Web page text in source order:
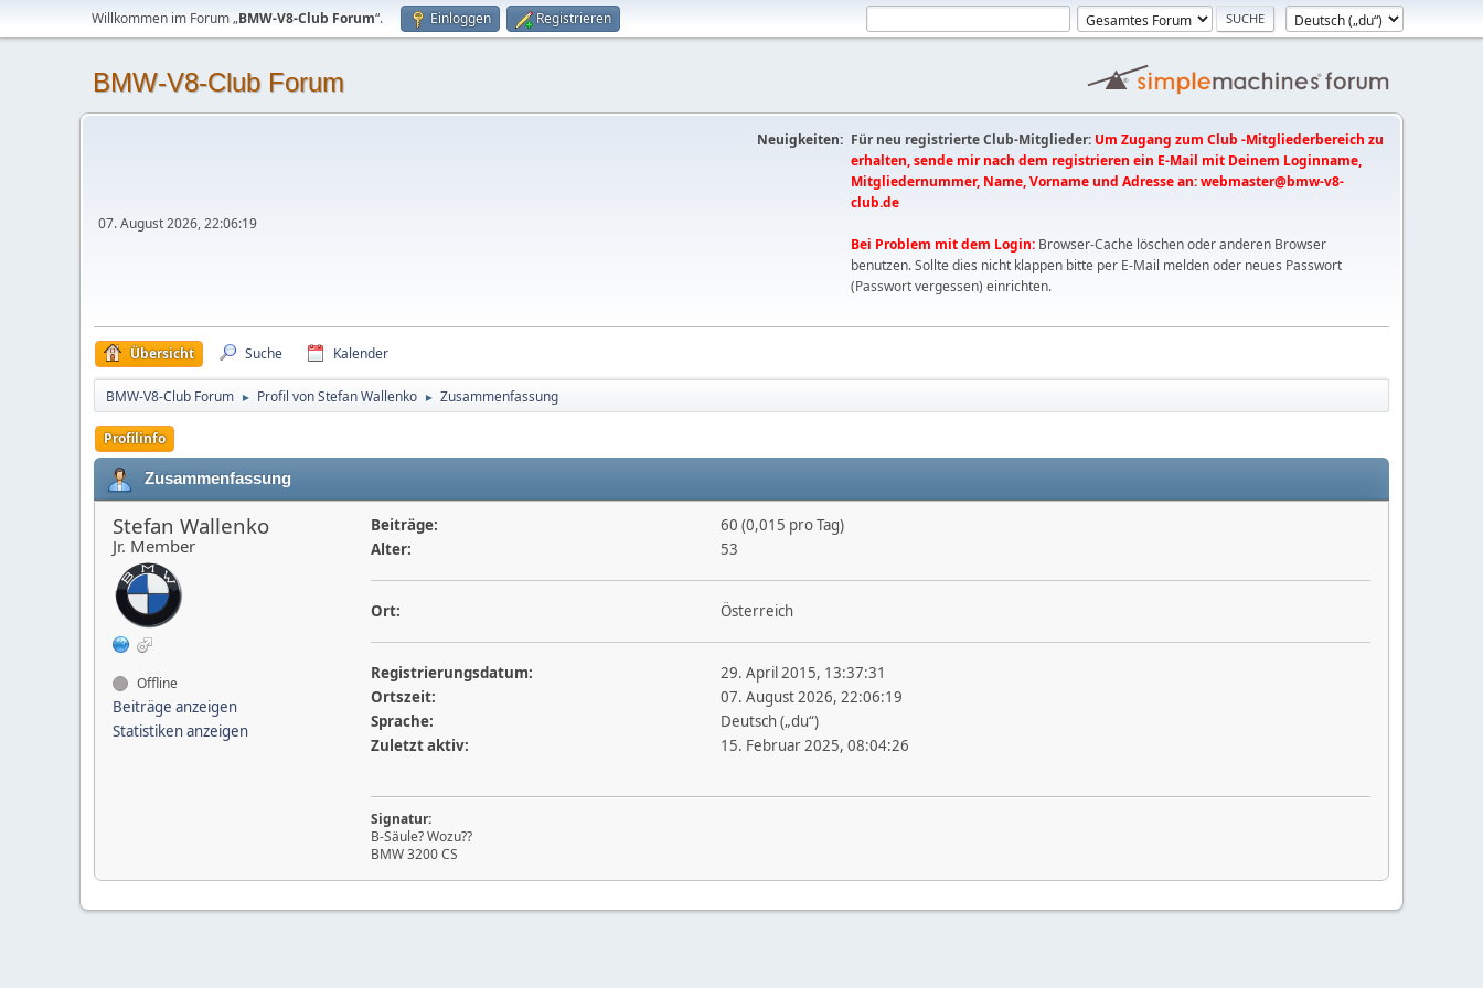
Willkommen im Forum „BMW-V8-Club Forum“. Einloggen Registrieren
BMW-V8-Club Forum
07. August 2026, 22:06:19
Neuigkeiten: Für neu registrierte Club-Mitglieder: Um Zugang zum Club -Mitgliederbereich zu
erhalten, sende mir nach dem registrieren ein E-Mail mit Deinem Loginname,
Mitgliedernummer, Name, Vorname und Adresse an:webmaster@bmw-v8-
club.de
Bei Problem mit dem Login: Browser-Cache löschen oder anderen Browser
benutzen. Sollte dies nicht klappen bitte per E-Mail melden oder neues Passwort
(Passwort vergessen) einrichten.
Übersicht Suche Kalender
BMW-V8-Club Forum ► Profil von Stefan Wallenko ► Zusammenfassung
Profilinfo
Zusammenfassung
Stefan Wallenko
Jr. Member
Offline
Beiträge anzeigen
Statistiken anzeigen
Beiträge:
60 (0,015 pro Tag)
Alter:
53
Ort: Österreich
Registrierungsdatum:
29. April 2015, 13:37:31
Ortszeit:
07. August 2026, 22:06:19
Sprache:
Deutsch („du“)
Zuletzt aktiv:
15. Februar 2025, 08:04:26
Signatur:
B-Säule? Wozu??
BMW 3200 CS